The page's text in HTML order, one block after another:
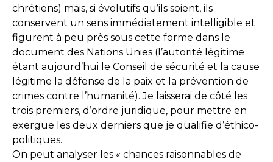
chrétiens) mais, si évolutifs qu’ils soient, ils
conservent un sens immédiatement intelligible et
figurent à peu près sous cette forme dans le
document des Nations Unies (l’autorité légitime
étant aujourd’hui le Conseil de sécurité et la cause
légitime la défense de la paix et la prévention de
crimes contre l’humanité). Je laisserai de côté les
trois premiers, d’ordre juridique, pour mettre en
exergue les deux derniers que je qualifie d’éthico-
politiques.
On peut analyser les « chances raisonnables de